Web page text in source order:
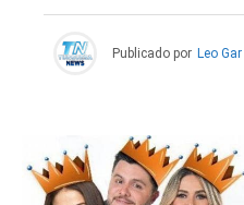
Publicado por Leo Gar